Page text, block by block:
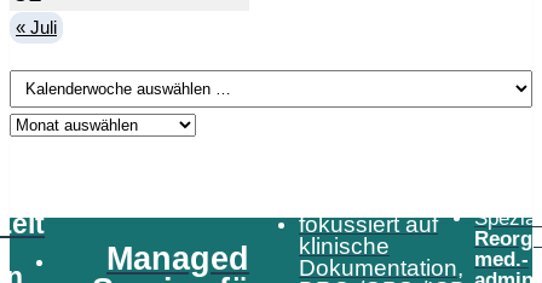
« Juli
Managed
fokussiert auf
klinische
Dokumentation, med.-